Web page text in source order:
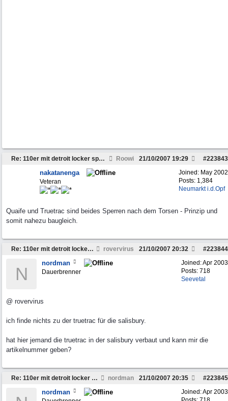
Re: 110er mit detroit locker sperren ausstatten Roowi #223843
21/10/2007 19:29
Joined: May 2002
Posts: 1,384
Neumarkt i.d.Opf
nakatanenga
Veteran
Quaife und Truetrac sind beides Sperren nach dem Torsen - Prinzip und
somit nahezu baugleich.
Re: 110er mit detroit locker sperren ausstatten rovervirus #223844
21/10/2007 20:32
Joined:Apr 2003
Posts: 718
Seevetal
N
nordman
Dauerbrenner
@ rovervirus
ich finde nichts zu der truetrac für die salisbury.
hat hier jemand die truetrac in der salisbury verbaut und kann mir die
artikelnummer geben?
Re: 110er mit detroit locker sperren ausstatten nordman #223845
21/10/2007 20:35
Joined:Apr 2003
nordman